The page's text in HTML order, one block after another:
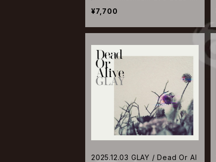
Tokyo Dome【通常盤Blu-ray】
¥7,700
2025.12.03 GLAY / Dead Or Al